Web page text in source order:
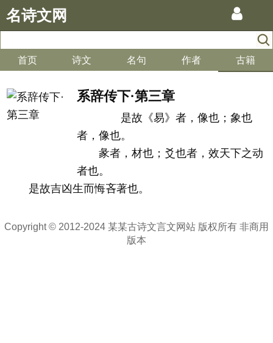
名诗文网
首页 诗文 名句 作者 古籍
系辞传下·第三章
是故《易》者，像也；象也
者，像也。
彖者，材也；爻也者，效天下之动
者也。
是故吉凶生而悔吝著也。
Copyright © 2012-2024 某某古诗文言文网站 版权所有 非商用
版本